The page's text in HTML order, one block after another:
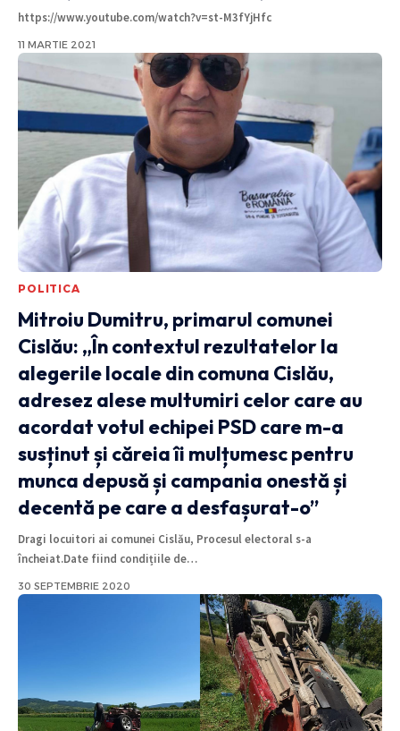
https://www.youtube.com/watch?v=st-M3fYjHfc
11 MARTIE 2021
POLITICA
Mitroiu Dumitru, primarul comunei
Cislău: „În contextul rezultatelor la
alegerile locale din comuna Cislău,
adresez alese multumiri celor care au
acordat votul echipei PSD care m-a
susținut și căreia îi mulțumesc pentru
munca depusă și campania onestă și
decentă pe care a desfașurat-o”
Dragi locuitori ai comunei Cislău, Procesul electoral s-a
încheiat.Date fiind condițiile de…
30 SEPTEMBRIE 2020